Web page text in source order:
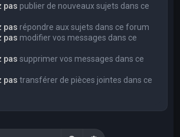
pas publier de nouveaux sujets dans ce
pas répondre aux sujets dans ce forum
pas modifier vos messages dans ce
pas supprimer vos messages dans ce
pas transférer de pièces jointes dans ce